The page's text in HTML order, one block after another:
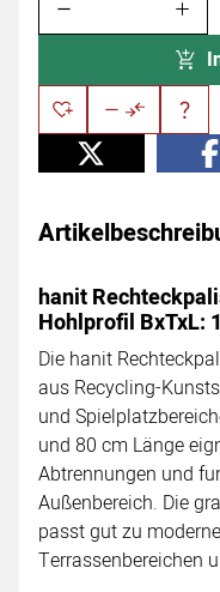
hanit
Hohlprofil BxTxL:
Die hanit
aus Recycling-
und
und 80 cm Länge
Abtrennungen und
Außenbereich. Die
passt gut zu
Terrassenbereichen